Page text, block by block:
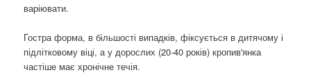
варіювати.
Гостра форма, в більшості випадків, фіксується в дитячому і
підлітковому віці, а у дорослих (20-40 років) кропив'янка
частіше має хронічне течія.